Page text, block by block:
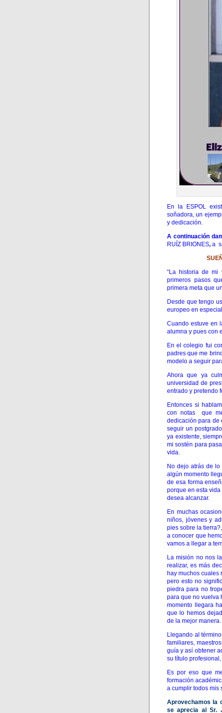
En la ESPOL
soñadora, un
y dedicación.
A continuación
RUÍZ BRIONES, a
“La historia de
primeros pasos
primera meta que
Desde que tengo
europeo en
Cuando estuve en
alumna y pues con
En el colegio fui
padres que me
modelo a seguir
Ahora que ya
universidad de
entrado y pretendo
Entonces si
con notas que
dedicación para de
seguir un
ya existente,
mi sostén para
vida.
No dejo atrás de
algún momento
de esa forma
porque en esta
desea alcanzar.
En muchas
niños, jóvenes y
pies sobre la
a conocer que
vamos a llegar a
La misión no nos
realizar, es más
hay muchos cuales
pero esto no
piedra para no
para que no vuelva
momento llegara
que lo hemos
de la mejor manera.
Llegando al
familiares,
guía y así obtener
su título
Es por eso que
formación
a cumplir todos mis
Aprovechamos la
se aprecia al Sr.